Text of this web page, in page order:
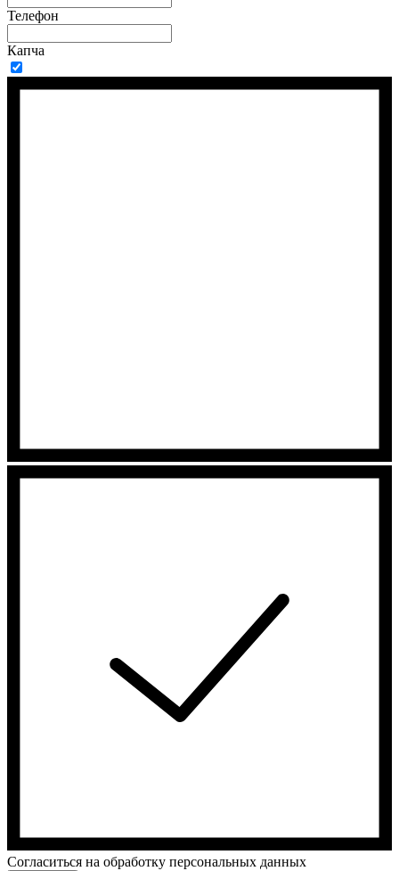
Телефон
Капча
Cогласиться на обработку персональных данных